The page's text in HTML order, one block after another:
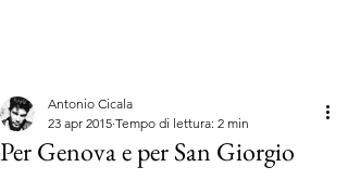
Per Genova e per San Giorgio
Antonio Cicala
23 apr 2015 Tempo di lettura: 2 min